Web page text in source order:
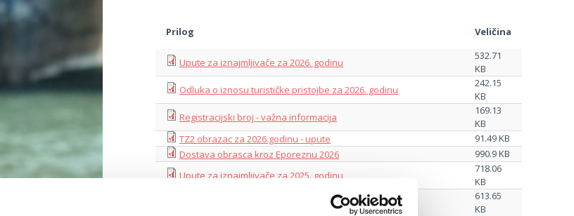
Prilog Veličina
Upute za iznajmljivače za 2026. godinu
532.71
KB
Odluka o iznosu turističke pristojbe za 2026. godinu
242.15
KB
Registracijski broj - važna informacija
169.13
KB
TZ2 obrazac za 2026.godinu - upute
91.49 KB
Dostava obrasca kroz Eporeznu 2026
990.9 KB
Upute za iznajmljivače za 2025. godinu
718.06
KB
Odluka o iznosu turističke pristojbe za 2027. godinu
613.65
KB